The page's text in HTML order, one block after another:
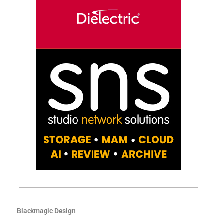
Blackmagic Design